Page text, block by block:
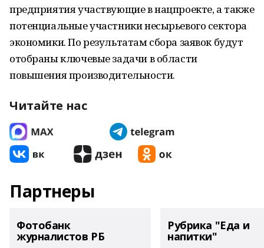
предприятия участвующие в нацпроекте, а также
потенциальные участники несырьевого сектора
экономики. По результатам сбора заявок будут
отобраны ключевые задачи в области
повышения производительности.
Читайте нас
Партнеры
Фотобанк
журналистов РБ
Рубрика "Еда и
напитки"